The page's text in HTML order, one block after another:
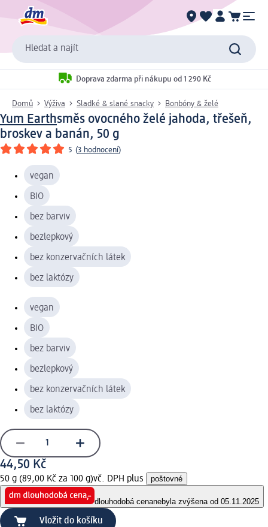
Hledat a najít
Doprava zdarma při nákupu od 1 290 Kč
Domů Výživa Sladké & slané snacky Bonbóny & želé
Yum Earthsměs ovocného želé jahoda, třešeň,
broskev a banán, 50 g
5 (3 hodnocení)
vegan
BIO
bez barviv
bezlepkový
bez konzervačních látek
bez laktózy
vegan
BIO
bez barviv
bezlepkový
bez konzervačních látek
bez laktózy
44,50 Kč
50 g (89,00 Kč za 100 g)vč. DPH plus poštovné
dlouhodobá cenanebyla zvýšena od 05.11.2025
Vložit do košíku